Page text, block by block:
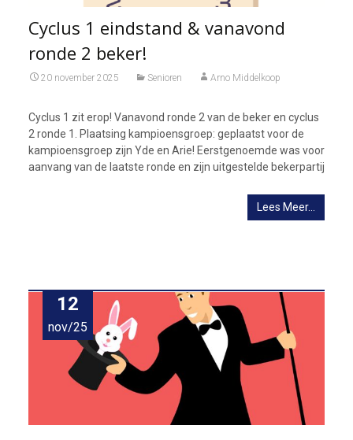
Cyclus 1 eindstand & vanavond
ronde 2 beker!
20 november 2025 Senioren Arno Middelkoop
Cyclus 1 zit erop! Vanavond ronde 2 van de beker en cyclus
2 ronde 1. Plaatsing kampioensgroep: geplaatst voor de
kampioensgroep zijn Yde en Arie! Eerstgenoemde was voor
aanvang van de laatste ronde en zijn uitgestelde bekerpartij
Lees Meer…
12
nov/25